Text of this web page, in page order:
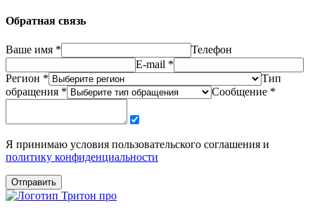
Обратная связь
Ваше имя *
Телефон
E-mail *
Регион *
Тип
обращения *
Сообщение *
Я принимаю условия пользовательского соглашения и
политику конфиденциальности
Отправить